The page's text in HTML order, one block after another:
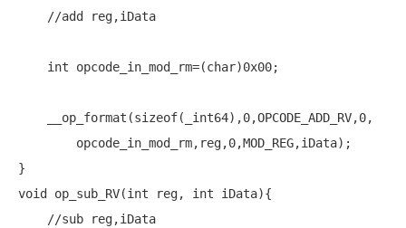
//add reg,iData
int opcode_in_mod_rm=(char)0x00;
    __op_format(
sizeof(_int64),0,OPCODE_ADD_RV,0,
void
op_sub_RV(int reg, int iData){
//sub reg,iData